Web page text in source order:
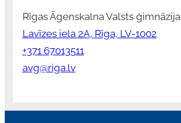
Rīgas Āgenskalna Valsts ģimnāzija
Lavīzes iela 2A, Rīga, LV-1002
+371 67013511
avg@riga.lv